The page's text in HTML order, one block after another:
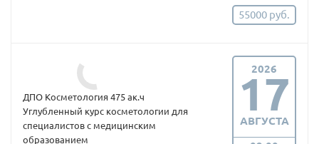
55000 руб.
ДПО Косметология 475 ак.ч
Углубленный курс косметологии для
специалистов с медицинским
образованием
2026
17
АВГУСТА